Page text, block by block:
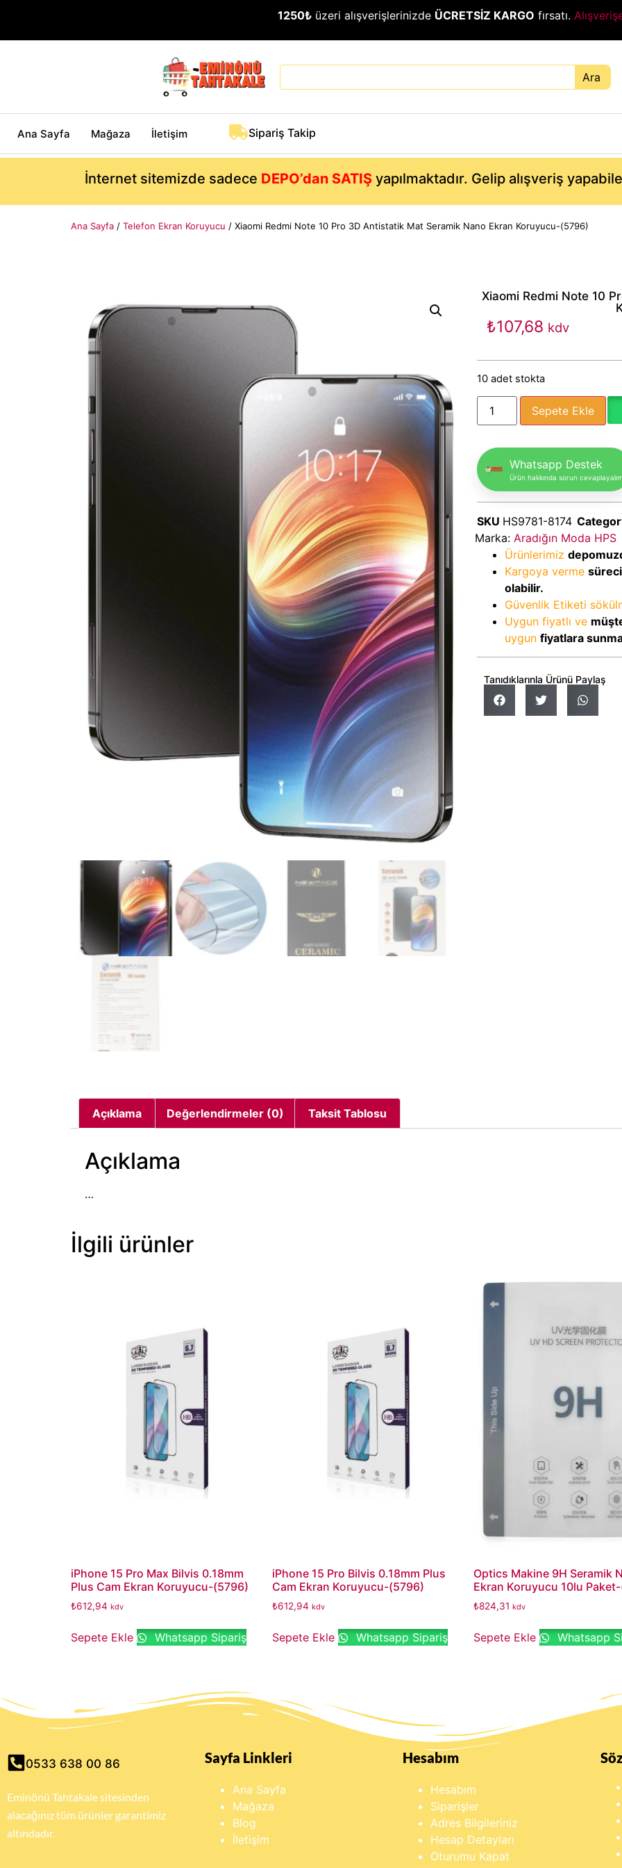
1250₺ üzeri alışverişlerinizde ÜCRETSİZ KARGO fırsatı.
Ara
Ana Sayfa Mağaza İletişim Sipariş Takip
İnternet sitemizde sadece DEPO’dan SATIŞyapılmaktadır. Gelip alışveriş
Ana Sayfa / Telefon Ekran Koruyucu / Xiaomi Redmi Note 10 Pro 3D Antistatik Mat Seramik Nano Ekran Koruyucu-(5796)
Xiaomi Redmi Note 10
₺107,68 kdv
10 adet stokta
Sepete Ekle
Whatsapp Destek
Ürün hakkında sorun cevaplayalım
SKU HS9781-8174
Marka: Aradığın Moda HPS
Ürünlerimiz
Kargoya verme
olabilir.
Güvenlik Etiketi
Uygun fiyatlı ve
uygun fiyatlara
Tanıdıklarınla Ürünü Paylaş
Açıklama Değerlendirmeler (0) Taksit Tablosu
Açıklama
…
İlgili ürünler
iPhone 15 Pro Max Bilvis 0.18mm
Plus Cam Ekran Koruyucu-(5796)
₺612,94 kdv
Sepete Ekle Whatsapp Sipariş
iPhone 15 Pro Bilvis 0.18mm Plus
Cam Ekran Koruyucu-(5796)
₺612,94 kdv
Sepete Ekle Whatsapp Sipariş
Optics Makine 9H Seramik
Ekran Koruyucu 10lu
₺824,31 kdv
Sepete Ekle Whatsapp
0533 638 00 86
Eminönü Tahtakale sitesinden
alacağınız tüm ürünler garantimiz
altındadır.
Sayfa Linkleri
Ana Sayfa
Mağaza
Blog
İletişim
Hesabım
Hesabım
Siparişler
Adres Bilgileriniz
Hesap Detayları
Oturumu Kapat